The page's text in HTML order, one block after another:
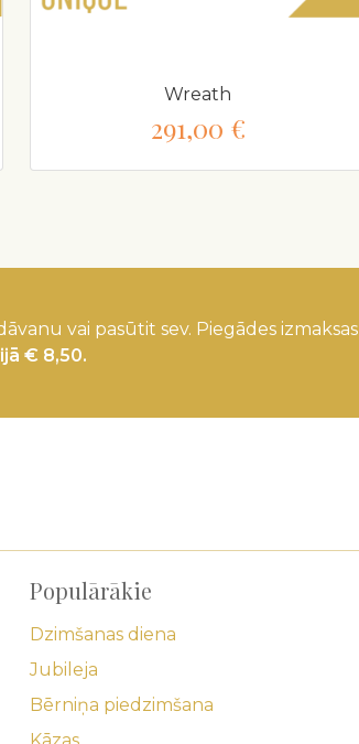
Wreath
291,00 €
vai pasūtit sev. Piegādes izmaksas
€ 8,50.
Populārākie
Dzimšanas diena
Jubileja
Bērniņa piedzimšana